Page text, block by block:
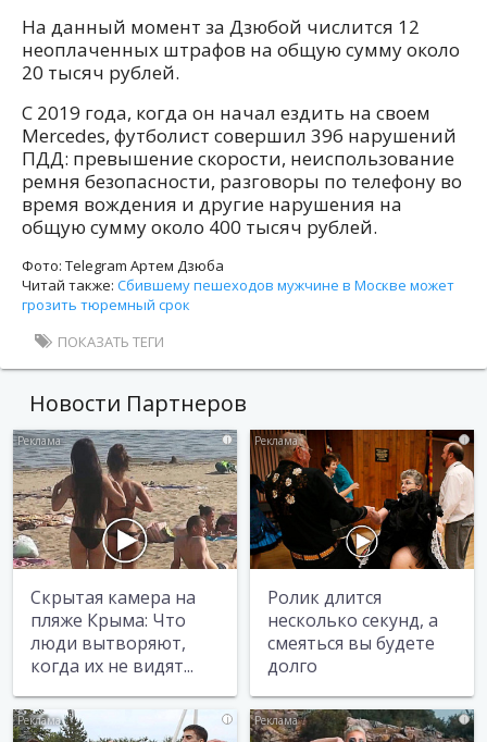
На данный момент за Дзюбой числится 12
неоплаченных штрафов на общую сумму около
20 тысяч рублей.
С 2019 года, когда он начал ездить на своем
Mercedes, футболист совершил 396 нарушений
ПДД: превышение скорости, неиспользование
ремня безопасности, разговоры по телефону во
время вождения и другие нарушения на
общую сумму около 400 тысяч рублей.
Фото: Telegram Артем Дзюба
Читай также: Сбившему пешеходов мужчине в Москве может
грозить тюремный срок
ПОКАЗАТЬ ТЕГИ
Новости Партнеров
i
Скрытая камера на
пляже Крыма: Что
люди вытворяют,
когда их не видят...
i
Ролик длится
несколько секунд, а
смеяться вы будете
долго
i i